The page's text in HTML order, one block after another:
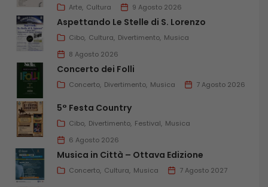
Arte Cultura 9 Agosto 2026
Aspettando Le Stelle di S. Lorenzo
Cibo Cultura Divertimento Musica
8 Agosto 2026
Concerto dei Folli
Concerto Divertimento Musica 7 Agosto 2026
5° Festa Country
Cibo Divertimento Festival Musica
6 Agosto 2026
Musica in Città – Ottava Edizione
Concerto Cultura Musica 7 Agosto 2027